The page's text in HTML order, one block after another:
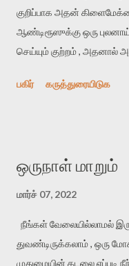
குறிப்பாக அதன்
ஆண்டிரூஸுக்கு ஒரு
செய்யும் குற்றம் , அதனால்
சல்யூட்டும் ” அப்படியானதே
( துல்கர் சல்மான் ),
மோதலே படம் . கூடவே “
தம்பி vs அண்ணன் )
நல்ல டிராமாவுக்கு
பகிர் கருத்துரையிடுக
ஒருநாள் மாறும்
மார்ச் 07, 2022
நீங்கள் வேலையில்லாமல்
துவண்டிருக்கலாம் , ஒரு
முதுமையின் கடலை எப்படி